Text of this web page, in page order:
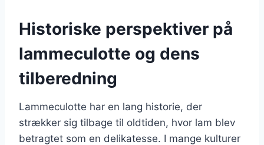
Historiske perspektiver på
lammeculotte og dens
tilberedning
Lammeculotte har en lang historie, der
strækker sig tilbage til oldtiden, hvor lam blev
betragtet som en delikatesse. I mange kulturer